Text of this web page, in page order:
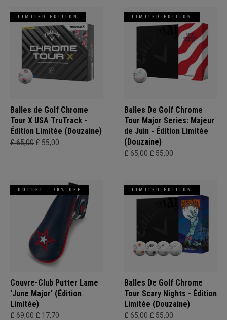
LIMITED EDITION
Balles de Golf Chrome
Tour X USA TruTrack -
Édition Limitée (Douzaine)
£ 65,00 £ 55,00
LIMITED EDITION
Balles De Golf Chrome
Tour Major Series: Majeur
de Juin - Édition Limitée
(Douzaine)
£ 65,00 £ 55,00
OUTLET - 70% OFF
Couvre-Club Putter Lame
'June Major' (Édition
Limitée)
£ 69,00 £ 17,70
LIMITED EDITION
Balles De Golf Chrome
Tour Scary Nights - Édition
Limitée (Douzaine)
£ 65,00 £ 55,00